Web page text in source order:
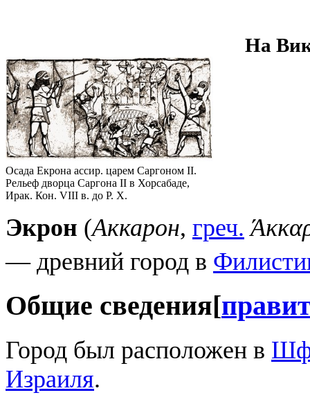
На
Осада Екрона ассир. царем Саргоном II.
Рельеф дворца Саргона II в Хорсабаде,
Ирак. Кон. VIII в. до Р. Х.
Экрон (Аккарон, греч.
— древний город в
Общие сведения[
Город был расположен в
Израиля.